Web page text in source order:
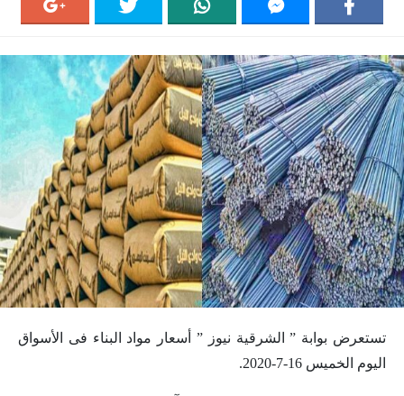
تستعرض بوابة ” الشرقية نيوز ” أسعار مواد البناء فى الأسواق
اليوم الخميس 16-7-2020.